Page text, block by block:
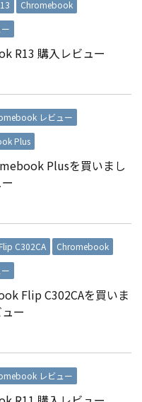
Chromebook
R13 購入レビュー
レビュー
Plus
Plusを買いまし
C302CA
Chromebook
Flip C302CAを買いま
ー
レビュー